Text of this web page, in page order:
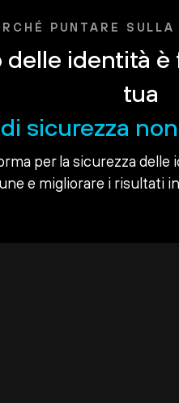
PUNTARE
delle identità è
tua
sicurezza
per la sicurezza
e migliorare i risultati